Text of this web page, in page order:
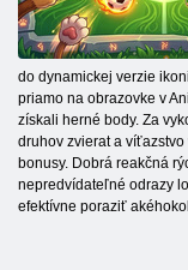
do dynamickej verzie
priamo na obrazovke v
získali herné body. Za
druhov zvierat a
bonusy. Dobrá reakčná
nepredvídateľné odrazy
efektívne poraziť